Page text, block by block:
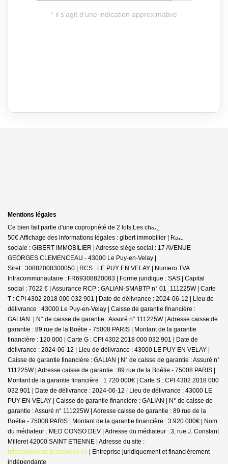
Mentions légales
Ce bien fait partie d'une copropriété de 2 lots.Les charges annuelles sont de
50€.Affichage des informations légales : gibert immobilier | Raison
sociale : GIBERT IMMOBILIER | Adresse siège social : 17 AVENUE
GEORGES CLEMENCEAU - 43000 Le Puy-en-Velay |
Siret : 30882008300050 | RCS : LE PUY EN VELAY | Numero TVA
Intracommunautaire : FR69308820083 | Forme juridique : SAS | Capital
social : 7622 € | Assurance RCP : GALIAN-SMABTP n° 01_111225W | Carte
T : CPI 4302 2018 000 032 901 | Date de délivrance : 2024-06-12 | Lieu de
délivrance : 43000 Le Puy-en-Velay | Caisse de garantie financière :
GALIAN. | N° de caisse de garantie : Assuré n° 111225W | Adresse caisse de
garantie : 89 rue de la Boétie - 75008 PARIS | Montant de la garantie
financière : 120 000 | Carte G : CPI 4302 2018 000 032 901 | Date de
délivrance : 2024-06-12 | Lieu de délivrance : 43000 LE PUY EN VELAY |
Caisse de garantie financière : GALIAN | N° de caisse de garantie : Assuré n°
111225W | Adresse caisse de garantie : 89 rue de la Boétie - 75008 PARIS |
Montant de la garantie financière : 1 720 000€ | Carte S : CPI 4302 2018 000
032 901 | Date de délivrance : 2024-06-12 | Lieu de délivrance : 43000 LE
PUY EN VELAY | Caisse de garantie financière : GALIAN | N° de caisse de
garantie : Assuré n° 111225W | Adresse caisse de garantie : 89 rue de la
Boétie - 75008 PARIS | Montant de la garantie financière : 3 920 000€ | Nom
du médiateur : MED CONSO DEV | Adresse du médiateur : 3, rue J. Constant
Milleret 42000 SAINT ETIENNE | Adresse du site :
https://www.medconsodev.eu | Entreprise juridiquement et financièrement
indépendante